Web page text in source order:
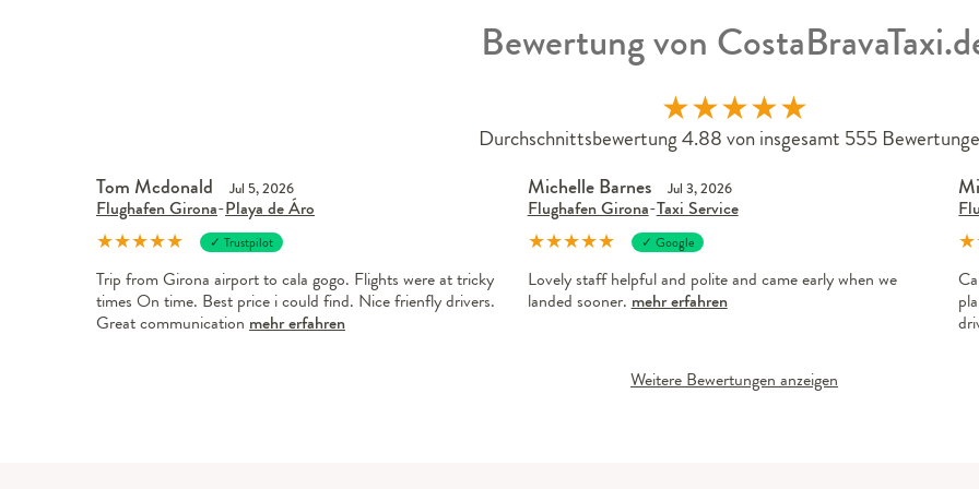
Bewertung von
★★★★★
Durchschnittsbewertung 4.88 von insgesamt 555
Tom Mcdonald Jul 5, 2026
Flughafen Girona-Playa de Áro
★★★★★ ✓ Trustpilot
Trip from Girona airport to cala gogo. Flights were at tricky
times On time. Best price i could find. Nice frienfly drivers.
Great communication mehr erfahren
Michelle Barnes Jul 3, 2026
Flughafen Girona-Taxi Service
★★★★★ ✓ Google
Lovely staff helpful and polite and came early when we
landed sooner. mehr erfahren
★
Weitere Bewertungen anzeigen